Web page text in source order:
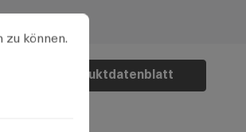
Produktdatenblatt
Mehr Informationen ...
zu können.